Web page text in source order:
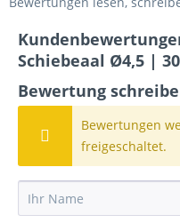
Schiebeaal Ø4,5 |
Bewertung
Bewertungen
freigeschaltet.